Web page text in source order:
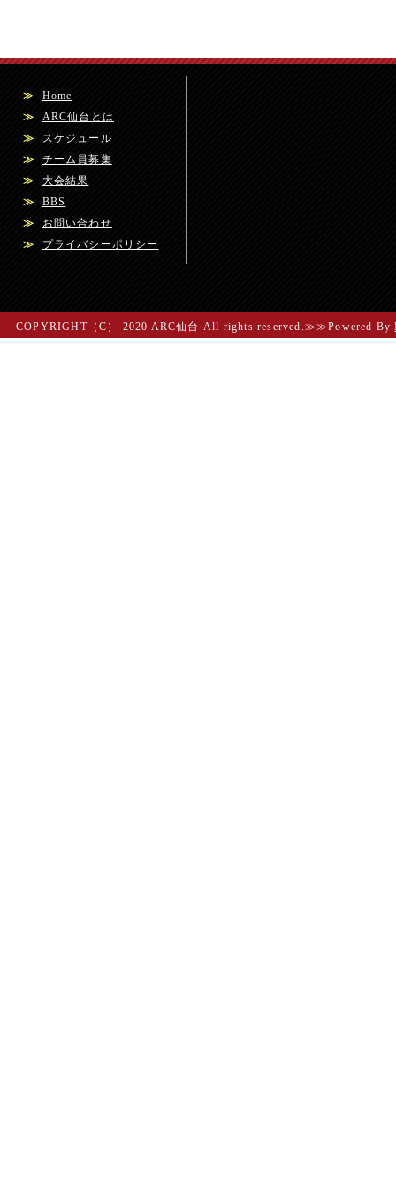
≫
Home
≫
ARC仙台とは
≫
スケジュール
≫
チーム員募集
≫
大会結果
≫
BBS
≫
お問い合わせ
≫
プライバシーポリシー
COPYRIGHT（C） 2020 ARC仙台 All rights reserved.≫≫Powered By